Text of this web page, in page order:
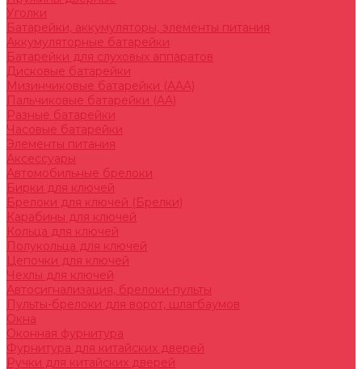
Уголки
Батарейки, аккумуляторы, элементы питания
Аккумуляторные батарейки
Батарейки для слуховых аппаратов
Дисковые батарейки
Мизинчиковые батарейки (AAA)
Пальчиковые батарейки (AA)
Разные батарейки
Часовые батарейки
Элементы питания
Аксессуары
Автомобильные брелоки
Бирки для ключей
Брелоки для ключей (Брелки)
Карабины для ключей
Кольца для ключей
Полукольца для ключей
Цепочки для ключей
Чехлы для ключей
Автосигнализация, брелоки-пульты
Пульты-брелоки для ворот, шлагбаумов
Окна
Оконная фурнитура
Фурнитура для китайских дверей
Ручки для китайских дверей